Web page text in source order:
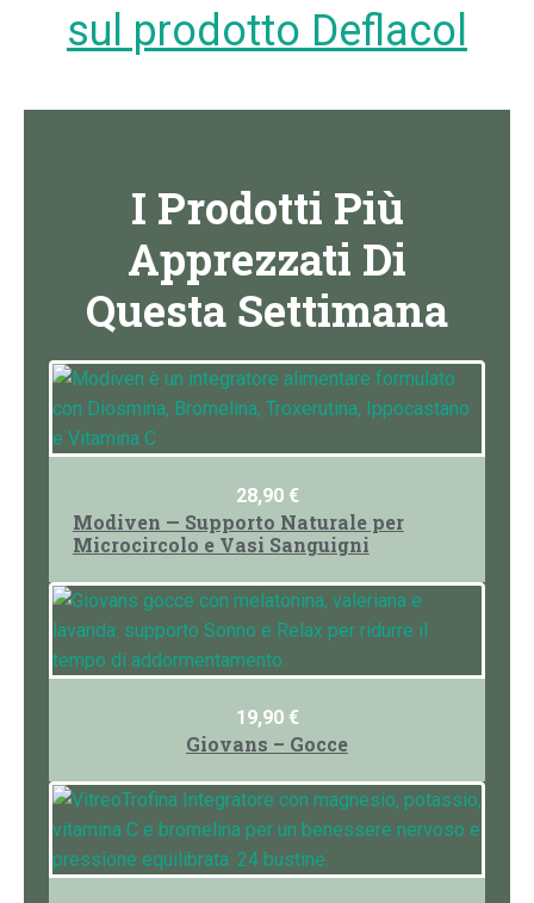
sul prodotto Deflacol
I Prodotti Più
Apprezzati Di
Questa Settimana
28,90 €
Modiven — Supporto Naturale per
Microcircolo e Vasi Sanguigni
19,90 €
Giovans – Gocce